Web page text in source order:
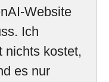
Website
Ich
nichts kostet,
es nur